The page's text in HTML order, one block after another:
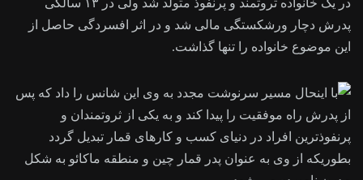
در یک خانواده ثروتمند و پرنفوذ متولد شد ولی در ۱۳ سالگی
پدرش دچار ورشکستگی مالی شد و در اثر افسردگی حاصل از
این موضوع خانواده را تنها گذاشت.